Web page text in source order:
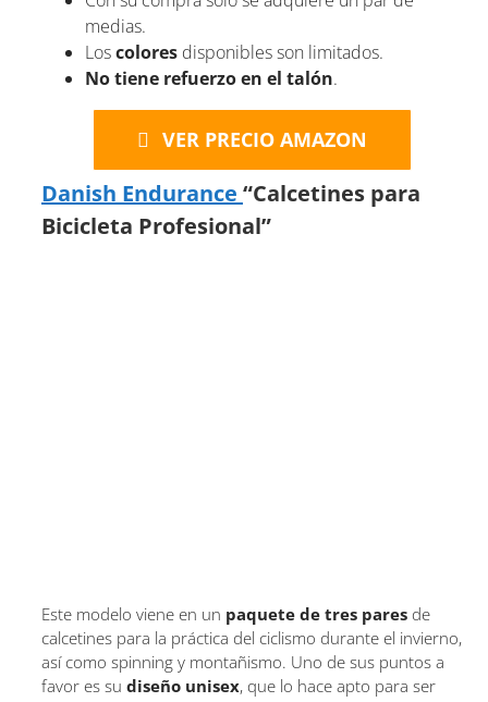
medias.
Loscoloresdisponibles son limitados.
No tiene refuerzo en el talón.
VER PRECIO AMAZON
Danish Endurance “Calcetines para
Bicicleta Profesional”
Este modelo viene en un paquete de tres paresde
calcetines para la práctica del ciclismo durante el invierno,
así como spinning y montañismo. Uno de sus puntos a
favor es su diseño unisex, que lo hace apto para ser